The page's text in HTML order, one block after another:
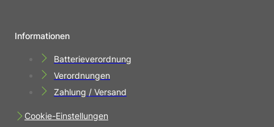
Informationen
Batterieverordnung
Verordnungen
Zahlung / Versand
Cookie-Einstellungen